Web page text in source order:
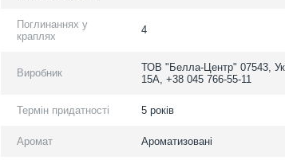
Поглинаннях у
краплях
4
Виробник
ТОВ "Белла-Центр" 07543,
15А, +38 045 766-55-11
Термін придатності 5 років
Аромат Ароматизовані